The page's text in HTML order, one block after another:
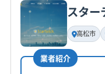
080-5879-2337
公式HP
公式サイトを見る
基本情報
代表者名
非公開
所在地
スター
高松市
業者紹介